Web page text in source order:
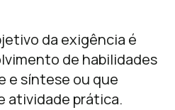
da exigência é
de habilidades
e síntese ou que
atividade prática.